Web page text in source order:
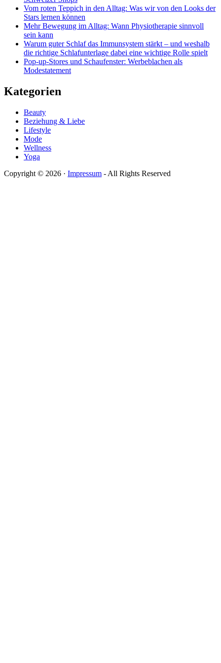
Vom roten Teppich in den Alltag: Was wir von den Looks der
Stars lernen können
Mehr Bewegung im Alltag: Wann Physiotherapie sinnvoll
sein kann
Warum guter Schlaf das Immunsystem stärkt – und weshalb
die richtige Schlafunterlage dabei eine wichtige Rolle spielt
Pop-up-Stores und Schaufenster: Werbeblachen als
Modestatement
Kategorien
Beauty
Beziehung & Liebe
Lifestyle
Mode
Wellness
Yoga
Copyright © 2026 · Impressum - All Rights Reserved